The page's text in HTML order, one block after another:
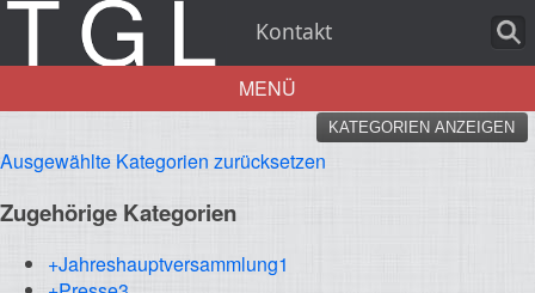
Kontakt
Aktuelles
MENÜ
KATEGORIEN ANZEIGEN
Ausgewählte Kategorien zurücksetzen
Zugehörige Kategorien
+Jahreshauptversammlung1